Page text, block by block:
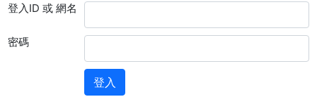
登入ID 或 網名
密碼